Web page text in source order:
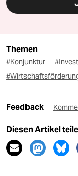
Themen
#Konjunktur
Feedback
Diesen Artikel